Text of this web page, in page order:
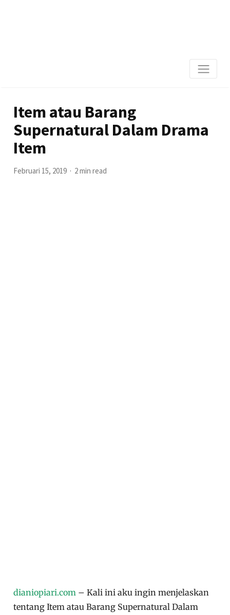
Item atau Barang
Supernatural Dalam Drama
Item
Februari 15, 2019 2 min read
dianiopiari.com – Kali ini aku ingin menjelaskan
tentang Item atau Barang Supernatural Dalam